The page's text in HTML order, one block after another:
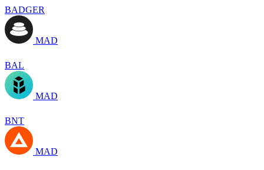
BADGER
MAD
BAL
MAD
BNT
MAD